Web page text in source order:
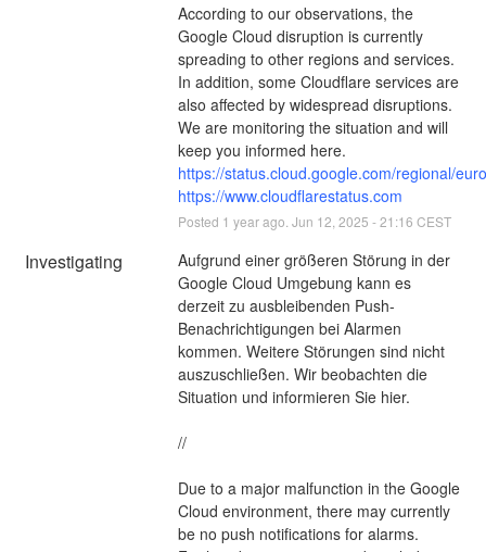
According to our observations, the
Google Cloud disruption is currently
spreading to other regions and services.
In addition, some Cloudflare services are
also affected by widespread disruptions.
We are monitoring the situation and will
keep you informed here.
https://status.cloud.google.com/regional/
https://www.cloudflarestatus.com
Posted 1 year ago. Jun 12 2025 -21:16 CEST
Investigating
Aufgrund einer größeren Störung in der
Google Cloud Umgebung kann es
derzeit zu ausbleibenden Push-
Benachrichtigungen bei Alarmen
kommen. Weitere Störungen sind nicht
auszuschließen. Wir beobachten die
Situation und informieren Sie hier.
//
Due to a major malfunction in the Google
Cloud environment, there may currently
be no push notifications for alarms.